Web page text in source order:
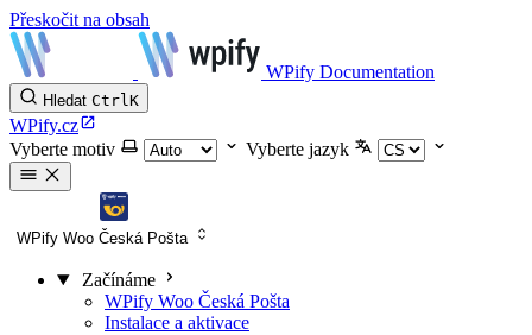
Přeskočit na obsah
WPify Documentation
Hledat CtrlK
WPify.cz
Vyberte motiv
Vyberte jazyk
WPify Woo Česká Pošta
Začínáme
WPify Woo Česká Pošta
Instalace a aktivace